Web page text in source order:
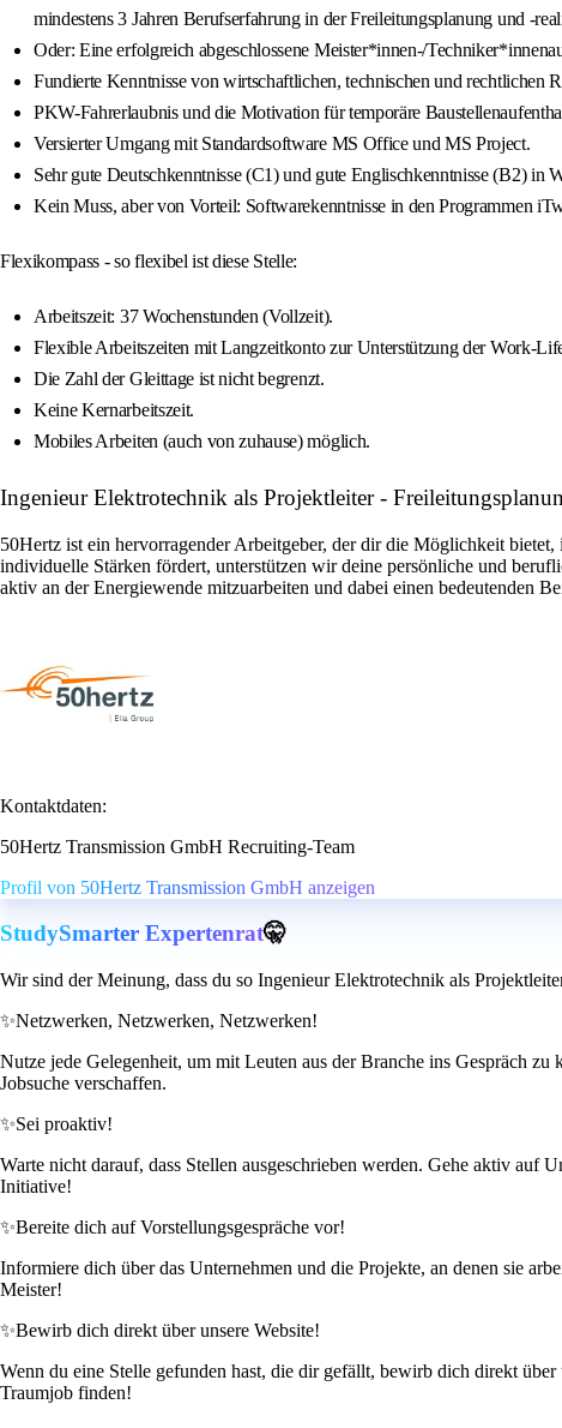
mindestens 3 Jahren Berufserfahrung in der Freileitungsplanung und -
Oder: Eine erfolgreich abgeschlossene Meister*innen-/
Fundierte Kenntnisse von wirtschaftlichen, technischen und rechtlichen
PKW-Fahrerlaubnis und die Motivation für temporäre
Versierter Umgang mit Standardsoftware MS Office und MS Project.
Sehr gute Deutschkenntnisse (C1) und gute Englischkenntnisse (B2) in
Kein Muss, aber von Vorteil: Softwarekenntnisse in den Programmen
Flexikompass - so flexibel ist diese Stelle:
Arbeitszeit: 37 Wochenstunden (Vollzeit).
Flexible Arbeitszeiten mit Langzeitkonto zur Unterstützung der Work-
Die Zahl der Gleittage ist nicht begrenzt.
Keine Kernarbeitszeit.
Mobiles Arbeiten (auch von zuhause) möglich.
Ingenieur Elektrotechnik als Projektleiter -
50Hertz ist ein hervorragender Arbeitgeber, der dir die Möglichkeit
individuelle Stärken fördert, unterstützen wir deine persönliche und
aktiv an der Energiewende mitzuarbeiten und dabei einen bedeutenden
Kontaktdaten:
50Hertz Transmission GmbH Recruiting-Team
Profil von 50Hertz Transmission GmbH anzeigen
StudySmarter Expertenrat🤫
Wir sind der Meinung, dass du so Ingenieur Elektrotechnik als
✨Netzwerken, Netzwerken, Netzwerken!
Nutze jede Gelegenheit, um mit Leuten aus der Branche ins Gespräch
Jobsuche verschaffen.
✨Sei proaktiv!
Warte nicht darauf, dass Stellen ausgeschrieben werden. Gehe aktiv auf
Initiative!
✨Bereite dich auf Vorstellungsgespräche vor!
Informiere dich über das Unternehmen und die Projekte, an denen sie
Meister!
✨Bewirb dich direkt über unsere Website!
Wenn du eine Stelle gefunden hast, die dir gefällt, bewirb dich direkt
Traumjob finden!